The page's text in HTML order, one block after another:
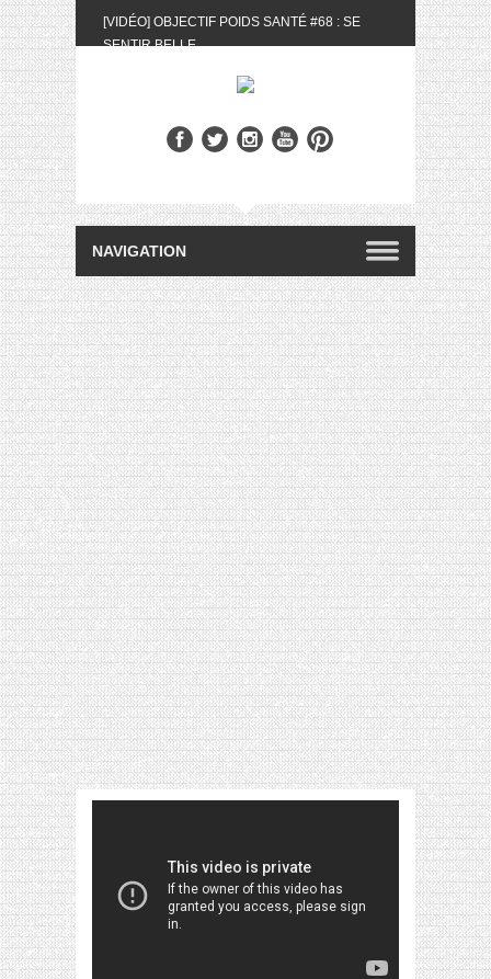
[VIDÉO] OBJECTIF POIDS SANTÉ #68 : SE
SENTIR BELLE
BIOTYFULL BOX DU MOIS DE MAI 2024 FEAT.
[VIDÉO] QUITOQUE #10 : MEAL PREP &
CONVIVIALITÉ
[VIDÉO] UNBOXING : LES MY LITTLE &
BIOTYFULL BOX DU MOIS D’AVRIL 2024
FEAT. AKILA
[VIDÉO] OBJECTIF POIDS SANTÉ #67 : L’AVIS
DES AUTRES, CE N’EST QUE LA VIE DES
AUTRES
[VIDÉO] UNBOXING : LES MY LITTLE &
BIOTYFULL BOX DES MOIS DE FÉVRIER ET
MARS 2024 FEAT. AKILA
[VIDÉO] LA SÉLECTION DU MOIS
#JANVIER2024
[VIDÉO] HELLOFRESH #34 : IDÉES
RECETTES RISOTTO